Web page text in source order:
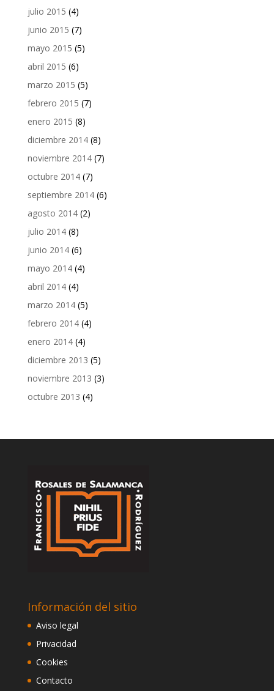
julio 2015 (4)
junio 2015 (7)
mayo 2015 (5)
abril 2015 (6)
marzo 2015 (5)
febrero 2015 (7)
enero 2015 (8)
diciembre 2014(8)
noviembre 2014(7)
octubre 2014(7)
septiembre 2014(6)
agosto 2014(2)
julio 2014(8)
junio 2014(6)
mayo 2014(4)
abril 2014(4)
marzo 2014(5)
febrero 2014(4)
enero 2014(4)
diciembre 2013 (5)
noviembre 2013 (3)
octubre 2013 (4)
Información del sitio
Aviso legal
Privacidad
Cookies
Contacto